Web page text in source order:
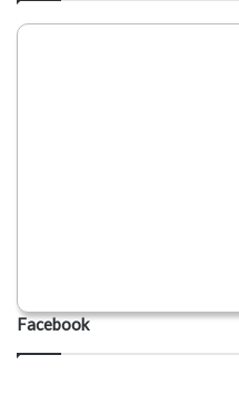
Facebook